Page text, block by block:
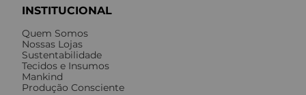
INSTITUCIONAL
Quem Somos
Nossas Lojas
Sustentabilidade
Tecidos e Insumos
Mankind
Produção Consciente